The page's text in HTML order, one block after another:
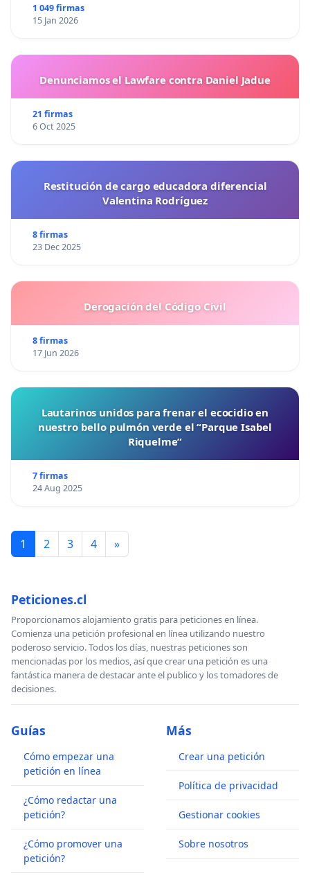
1 049 firmas
15 Jan 2026
Denunciamos el Lawfare contra Daniel Jadue
21 firmas
6 Oct 2025
Restitución de cargo educadora diferencial
Valentina Rodríguez
8 firmas
23 Dec 2025
Derogación del Código Civil
8 firmas
17 Jun 2026
Lautarinos unidos para frenar el ecocidio en
nuestro bello pulmón verde el “Parque Isabel
Riquelme”
7 firmas
24 Aug 2025
1 2 3 4 »
Peticiones.cl
Proporcionamos alojamiento gratis para peticiones en línea.
Comienza una petición profesional en línea utilizando nuestro
poderoso servicio. Todos los días, nuestras peticiones son
mencionadas por los medios, así que crear una petición es una
fantástica manera de destacar ante el publico y los tomadores de
decisiones.
Guías
Cómo empezar una
petición en línea
¿Cómo redactar una
petición?
¿Cómo promover una
petición?
Más
Crear una petición
Política de privacidad
Gestionar cookies
Sobre nosotros